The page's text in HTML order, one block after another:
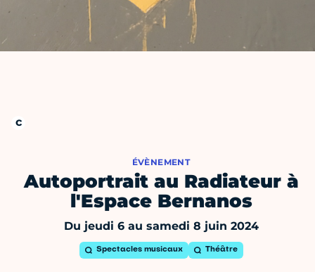
ÉVÈNEMENT
Autoportrait au Radiateur à
l'Espace Bernanos
Du jeudi 6 au samedi 8 juin 2024
Spectacles musicaux Théâtre